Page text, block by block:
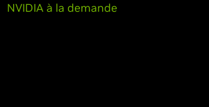
NVIDIA à la demande